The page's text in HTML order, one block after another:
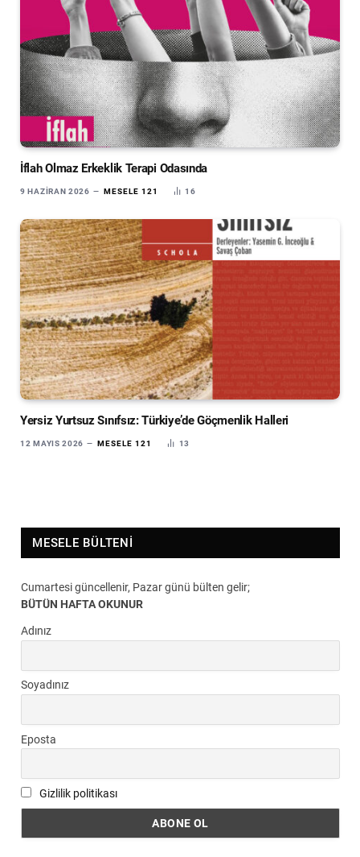
İflah Olmaz Erkeklik Terapi Odasında
9 HAZIRAN 2026 MESELE 121 16
Yersiz Yurtsuz Sınıfsız: Türkiye’de Göçmenlik Halleri
12 MAYIS 2026 MESELE 121 13
MESELE BÜLTENI
Cumartesi güncellenir, Pazar günü bülten gelir;
BÜTÜN HAFTA OKUNUR
Adınız
Soyadınız
Eposta
Gizlilik politikası